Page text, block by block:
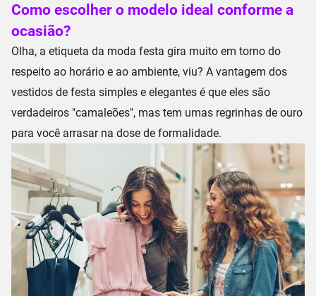
Como escolher o modelo ideal conforme a
ocasião?
Olha, a etiqueta da moda festa gira muito em torno do
respeito ao horário e ao ambiente, viu? A vantagem dos
vestidos de festa simples e elegantes é que eles são
verdadeiros "camaleões", mas tem umas regrinhas de ouro
para você arrasar na dose de formalidade.